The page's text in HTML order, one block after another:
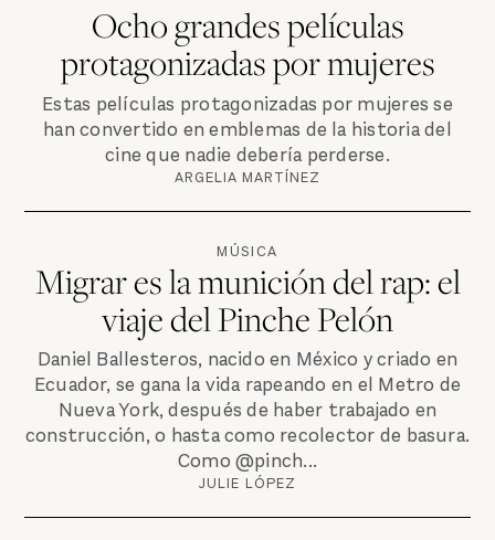
Ocho grandes películas
protagonizadas por mujeres
Estas películas protagonizadas por mujeres se
han convertido en emblemas de la historia del
cine que nadie debería perderse.
ARGELIA MARTÍNEZ
MÚSICA
Migrar es la munición del rap: el
viaje del Pinche Pelón
Daniel Ballesteros, nacido en México y criado en
Ecuador, se gana la vida rapeando en el Metro de
Nueva York, después de haber trabajado en
construcción, o hasta como recolector de basura.
Como @pinch...
JULIE LÓPEZ